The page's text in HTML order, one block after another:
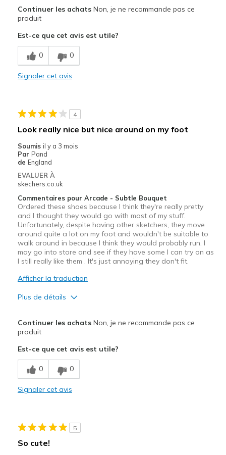
Attractive Design
Le contre
Easy to get dirty
Les meilleures utilisations
Travel
Width
Feels true to width
Sizing
View On Shoes
Continuer les achatsNon, je ne recommande pas ce
produit
Est-ce que cet avis est utile?
0 0
Signaler cet avis
4
Look really nice but nice around on my foot
Soumis il y a 3 mois
Par Pand
de England
EVALUER À
skechers.co.uk
Commentaires pour Arcade - Subtle Bouquet
Ordered these shoes because I think they're really pretty
and I thought they would go with most of my stuff.
Unfortunately, despite having other sketchers, they move
around quite a lot on my foot and wouldn't be suitable to
walk around in because I think they would probably run. I
may go into store and see if they have some I can try on as
I still really like them . It's just annoying they don't fit.
Afficher la traduction
Plus de détails
Attractive Design
Width
Feels true to width
Sizing
Continuer les achatsNon, je ne recommande pas ce
produit
Est-ce que cet avis est utile?
0 0
Signaler cet avis
5
So cute!